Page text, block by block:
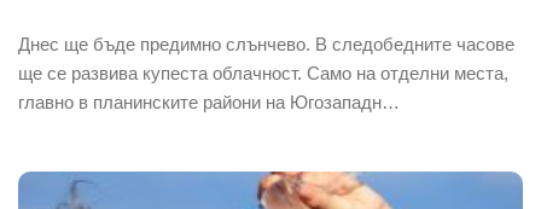
Днес ще бъде предимно слънчево. В следобедните часове
ще се развива купеста облачност. Само на отделни места,
главно в планинските райони на Югозападн…